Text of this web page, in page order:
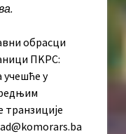
обрасци
ПKРС:
учешће у
транзиције